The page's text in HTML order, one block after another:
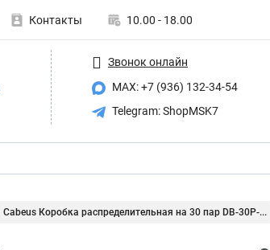
Контакты 10.00 - 18.00
Звонок онлайн
MAX: +7 (936) 132-34-54
Telegram: ShopMSK7
Cabeus Коробка распределительная на 30 пар DB-30P-...